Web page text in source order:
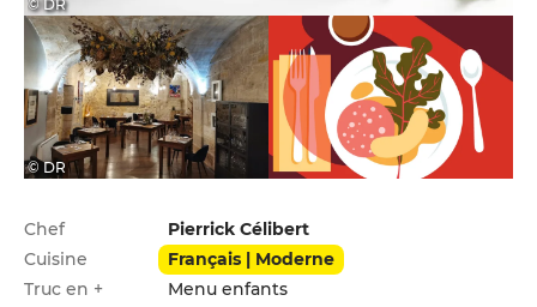
© DR
© DR
Infos pratiques
Chef
Pierrick Célibert
Cuisine
Français | Moderne
Truc en +
Menu enfants